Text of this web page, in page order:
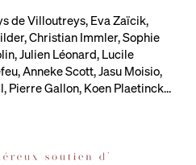
de Villoutreys, Eva Zaïcik,
Christian Immler, Sophie
Julien Léonard, Lucile
Anneke Scott, Jasu Moisio,
Pierre Gallon, Koen Plaetinck…